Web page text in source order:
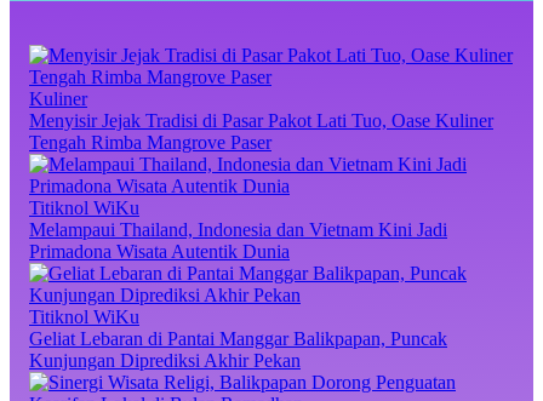
Kuliner
Menyisir Jejak Tradisi di Pasar Pakot Lati Tuo, Oase Kuliner
Tengah Rimba Mangrove Paser
Titiknol WiKu
Melampaui Thailand, Indonesia dan Vietnam Kini Jadi
Primadona Wisata Autentik Dunia
Titiknol WiKu
Geliat Lebaran di Pantai Manggar Balikpapan, Puncak
Kunjungan Diprediksi Akhir Pekan